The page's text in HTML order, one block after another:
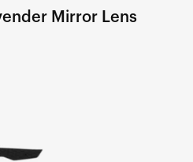
Mirror Lens